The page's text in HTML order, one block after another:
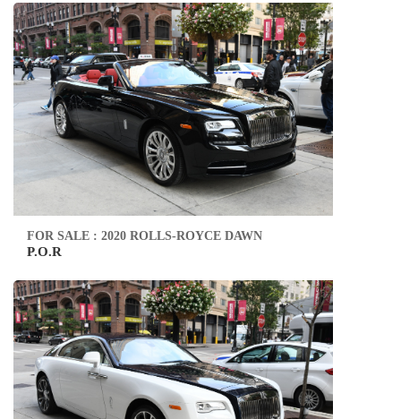
FOR SALE : 2020 ROLLS-ROYCE DAWN
P.O.R